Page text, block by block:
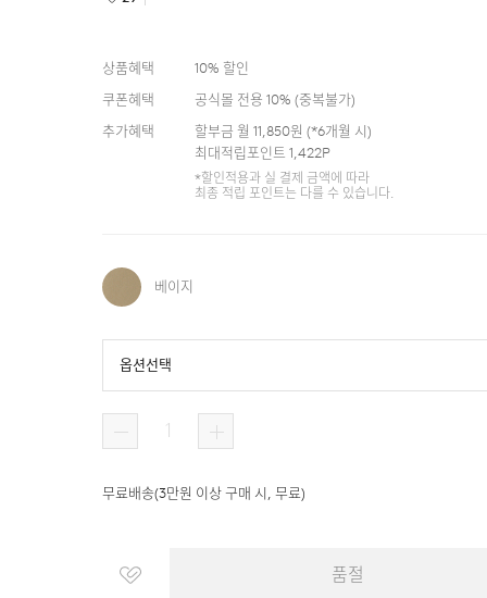
상품혜택 10% 할인
쿠폰혜택
공식몰 전용 10% (중복불가)
추가혜택
할부금 월 11,850원 (*6개월 시)
최대적립포인트 1,422P
*할인적용과 실 결제 금액에 따라
최종 적립 포인트는 다를 수 있습니다.
베이지
옵션선택
무료배송(3만원 이상 구매 시, 무료)
품절